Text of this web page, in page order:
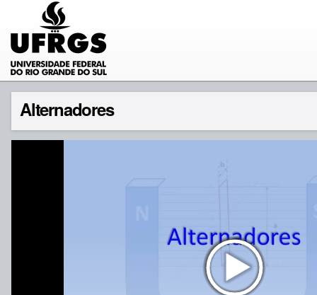
Alternadores